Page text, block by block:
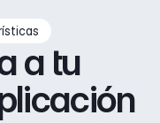
a tu